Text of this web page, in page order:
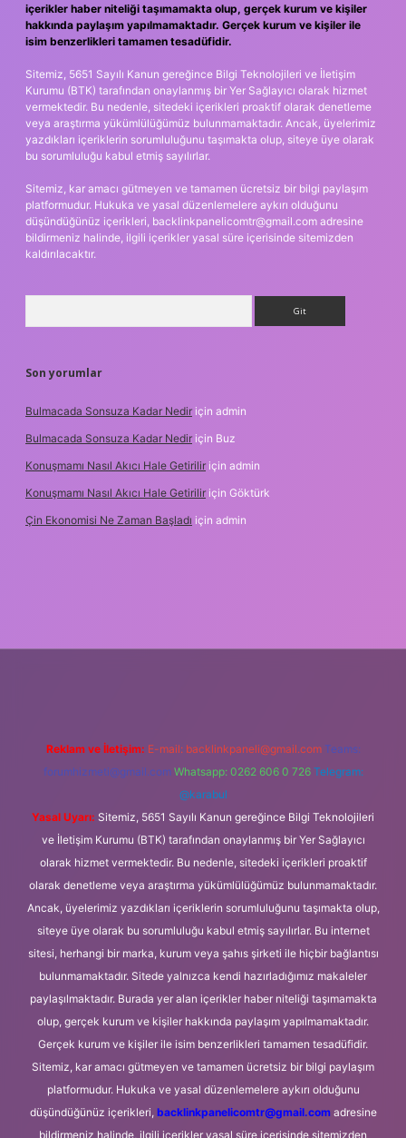
içerikler haber niteliği taşımamakta olup, gerçek kurum ve kişiler
hakkında paylaşım yapılmamaktadır. Gerçek kurum ve kişiler ile
isim benzerlikleri tamamen tesadüfidir.
Sitemiz, 5651 Sayılı Kanun gereğince Bilgi Teknolojileri ve İletişim
Kurumu (BTK) tarafından onaylanmış bir Yer Sağlayıcı olarak hizmet
vermektedir. Bu nedenle, sitedeki içerikleri proaktif olarak denetleme
veya araştırma yükümlülüğümüz bulunmamaktadır. Ancak, üyelerimiz
yazdıkları içeriklerin sorumluluğunu taşımakta olup, siteye üye olarak
bu sorumluluğu kabul etmiş sayılırlar.
Sitemiz, kar amacı gütmeyen ve tamamen ücretsiz bir bilgi paylaşım
platformudur. Hukuka ve yasal düzenlemelere aykırı olduğunu
düşündüğünüz içerikleri, backlinkpanelicomtr@gmail.com adresine
bildirmeniz halinde, ilgili içerikler yasal süre içerisinde sitemizden
kaldırılacaktır.
Son yorumlar
Bulmacada Sonsuza Kadar Nedir için admin
Bulmacada Sonsuza Kadar Nedir için Buz
Konuşmamı Nasıl Akıcı Hale Getirilir için admin
Konuşmamı Nasıl Akıcı Hale Getirilir için Göktürk
Çin Ekonomisi Ne Zaman Başladı için admin
Reklam ve İletişim: E-mail: backlinkpaneli@gmail.com Teams:
forumhizmeti@gmail.com Whatsapp: 0262 606 0 726 Telegram:
@karabul
Yasal Uyarı: Sitemiz, 5651 Sayılı Kanun gereğince Bilgi Teknolojileri
ve İletişim Kurumu (BTK) tarafından onaylanmış bir Yer Sağlayıcı
olarak hizmet vermektedir. Bu nedenle, sitedeki içerikleri proaktif
olarak denetleme veya araştırma yükümlülüğümüz bulunmamaktadır.
Ancak, üyelerimiz yazdıkları içeriklerin sorumluluğunu taşımakta olup,
siteye üye olarak bu sorumluluğu kabul etmiş sayılırlar. Bu internet
sitesi, herhangi bir marka, kurum veya şahıs şirketi ile hiçbir bağlantısı
bulunmamaktadır. Sitede yalnızca kendi hazırladığımız makaleler
paylaşılmaktadır. Burada yer alan içerikler haber niteliği taşımamakta
olup, gerçek kurum ve kişiler hakkında paylaşım yapılmamaktadır.
Gerçek kurum ve kişiler ile isim benzerlikleri tamamen tesadüfidir.
Sitemiz, kar amacı gütmeyen ve tamamen ücretsiz bir bilgi paylaşım
platformudur. Hukuka ve yasal düzenlemelere aykırı olduğunu
düşündüğünüz içerikleri, backlinkpanelicomtr@gmail.comadresine
bildirmeniz halinde, ilgili içerikler yasal süre içerisinde sitemizden